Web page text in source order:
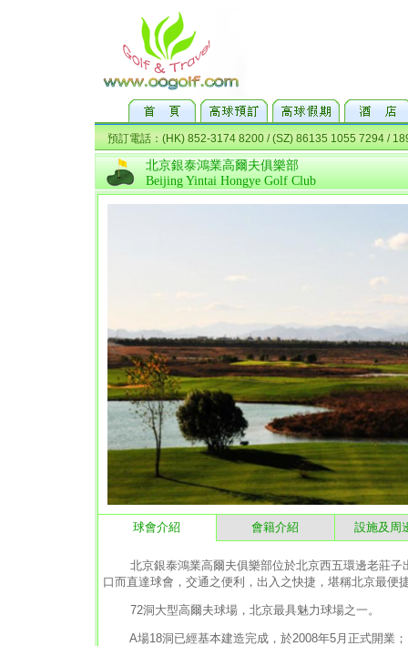
北京銀泰鴻業高爾夫俱樂部
Beijing Yintai Hongye Golf Club
球會介紹 會籍介紹 設施及周
北京銀泰鴻業高爾夫俱樂部位於北京西五環邊老莊子
口而直達球會，交通之便利，出入之快捷，堪稱北京最便
72洞大型高爾夫球場，北京最具魅力球場之一。
A場18洞已經基本建造完成，於2008年5月正式開業；